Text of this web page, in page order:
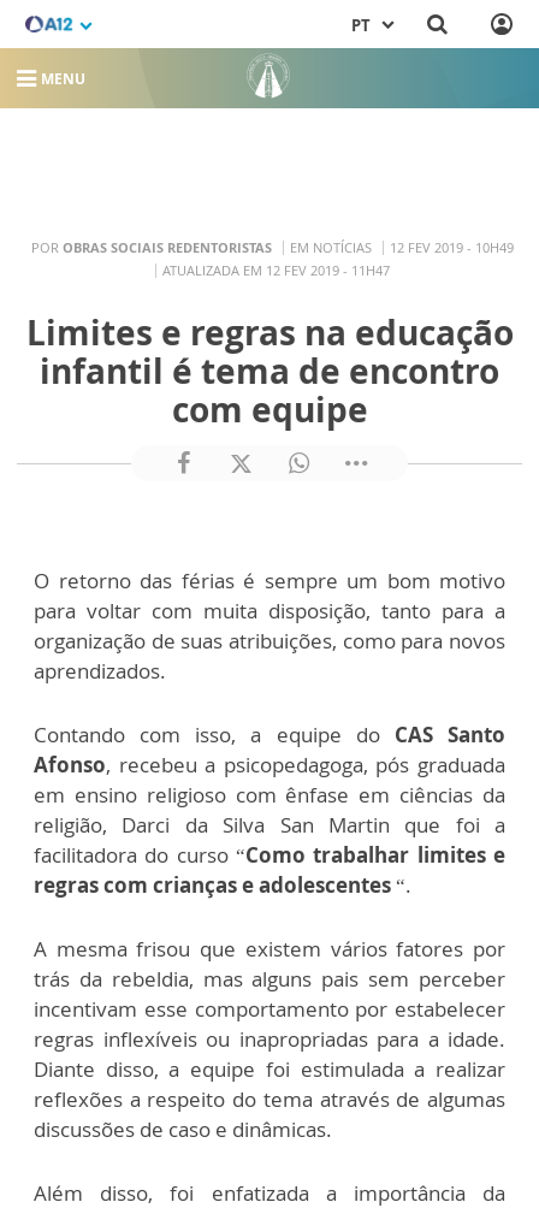
PT
MENU
POR OBRAS SOCIAIS REDENTORISTAS EM NOTÍCIAS
12 FEV 2019 - 10H49
ATUALIZADA EM 12 FEV 2019 - 11H47
Limites e regras na educação
infantil é tema de encontro
com equipe
O retorno das férias é sempre um bom motivo
para voltar com muita disposição, tanto para a
organização de suas atribuições, como para novos
aprendizados.
Contando com isso, a equipe doCAS Santo
Afonso, recebeu a psicopedagoga, pós graduada
em ensino religioso com ênfase em ciências da
religião, Darci da Silva San Martin que foi a
facilitadora do curso “Como trabalhar limites e
regras com crianças e adolescentes“.
A mesma frisou que existem vários fatores por
trás da rebeldia, mas alguns pais sem perceber
incentivam esse comportamento por estabelecer
regras inflexíveis ou inapropriadas para a idade.
Diante disso, a equipe foi estimulada a realizar
reflexões a respeito do tema através de algumas
discussões de caso e dinâmicas.
Além disso, foi enfatizada a importância da